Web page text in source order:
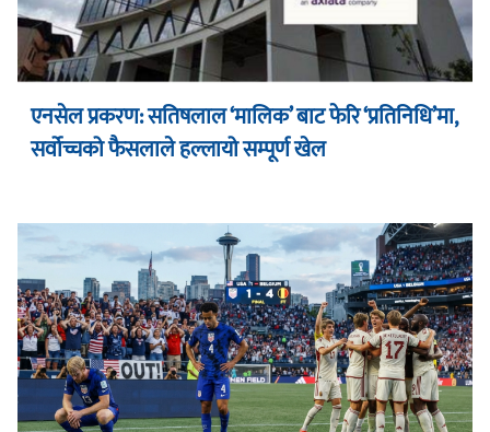
एनसेल प्रकरण: सतिषलाल ‘मालिक’ बाट फेरि ‘प्रतिनिधि’मा,
सर्वोच्चको फैसलाले हल्लायो सम्पूर्ण खेल